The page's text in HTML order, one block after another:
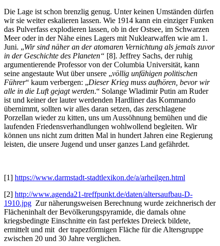
Die Lage ist schon brenzlig genug. Unter keinen Umständen dürfen
wir sie weiter eskalieren lassen. Wie 1914 kann ein einziger Funken
das Pulverfass explodieren lassen, ob in der Ostsee, im Schwarzen
Meer oder in der Nähe eines Lagers mit Nuklearwaffen wie am 1.
Juni. „Wir sind näher an der atomaren Vernichtung als jemals zuvor
in der Geschichte des Planeten“ [8]. Jeffrey Sachs, der ruhig
argumentierende Professor von der Columbia Universität, kann
seine angestaute Wut über unsere „völlig unfähigen politischen
Führer“ kaum verbergen: „Dieser Krieg muss aufhören, bevor wir
alle in die Luft gejagt werden.“ Solange Wladimir Putin am Ruder
ist und keiner der lauter werdenden Hardliner das Kommando
übernimmt, sollten wir alles daran setzen, das zerschlagene
Porzellan wieder zu kitten, uns um Aussöhnung bemühen und die
laufenden Friedensverhandlungen wohlwollend begleiten. Wir
können uns nicht zum dritten Mal in hundert Jahren eine Regierung
leisten, die unsere Jugend und unser ganzes Land gefährdet.
[1] https://www.darmstadt-stadtlexikon.de/a/arheilgen.html
[2] http://www.agenda21-treffpunkt.de/daten/altersaufbau-D-
1910.jpg Zur näherungsweisen Berechnung wurde zeichnerisch der
Flächeninhalt der Bevölkerungspyramide, die damals ohne
kriegsbedingte Einschnitte ein fast perfektes Dreieck bildete,
ermittelt und mit der trapezförmigen Fläche für die Altersgruppe
zwischen 20 und 30 Jahre verglichen.